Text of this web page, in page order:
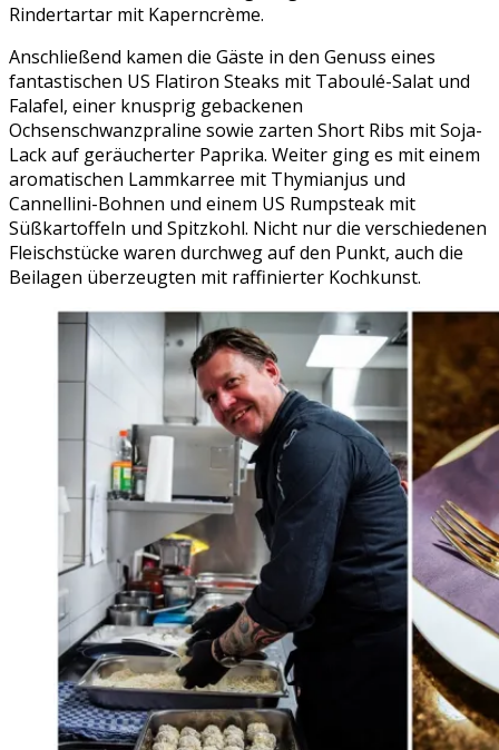
Rindertartar mit Kaperncrème.
Anschließend kamen die Gäste in den Genuss eines
fantastischen US Flatiron Steaks mit Taboulé-Salat und
Falafel, einer knusprig gebackenen
Ochsenschwanzpraline sowie zarten Short Ribs mit Soja-
Lack auf geräucherter Paprika. Weiter ging es mit einem
aromatischen Lammkarree mit Thymianjus und
Cannellini-Bohnen und einem US Rumpsteak mit
Süßkartoffeln und Spitzkohl. Nicht nur die verschiedenen
Fleischstücke waren durchweg auf den Punkt, auch die
Beilagen überzeugten mit raffinierter Kochkunst.